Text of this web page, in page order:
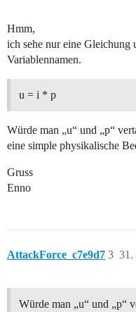
Hmm,
ich sehe nur eine Gleichung
Variablennamen.
u = i * p
Würde man „u“ und „p“
eine simple physikalische
Gruss
Enno
AttackForce_c7e9d7 31.
3
Würde man „u“ und „p“